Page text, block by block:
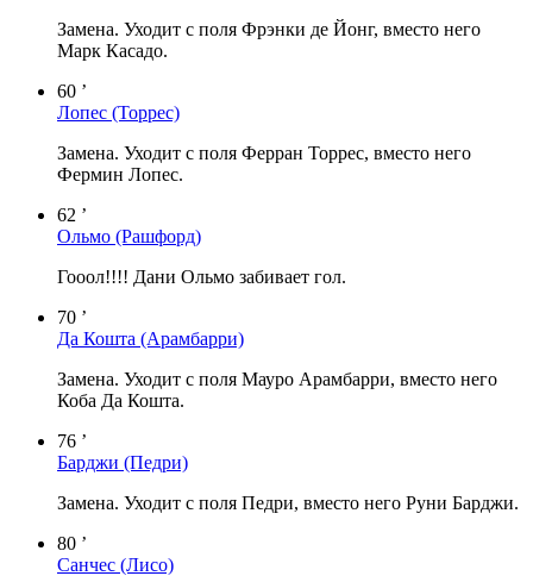
Замена. Уходит с поля Фрэнки де Йонг, вместо него
Марк Касадо.
60 ’
Лопес (Торрес)
Замена. Уходит с поля Ферран Торрес, вместо него
Фермин Лопес.
62 ’
Ольмо (Рашфорд)
Гооол!!!! Дани Ольмо забивает гол.
70 ’
Да Кошта (Арамбарри)
Замена. Уходит с поля Мауро Арамбарри, вместо него
Коба Да Кошта.
76 ’
Барджи (Педри)
Замена. Уходит с поля Педри, вместо него Руни Барджи.
80 ’
Санчес (Лисо)